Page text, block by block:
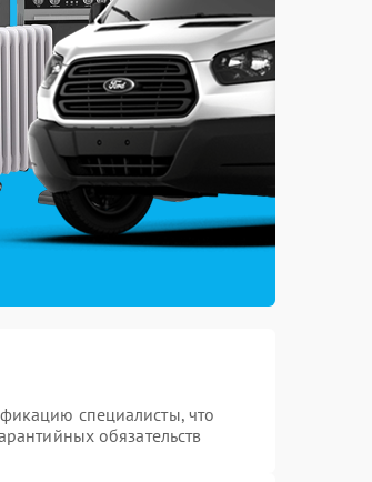
специалисты, что
обязательств